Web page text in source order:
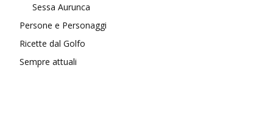
Sessa Aurunca
Persone e Personaggi
Ricette dal Golfo
Sempre attuali